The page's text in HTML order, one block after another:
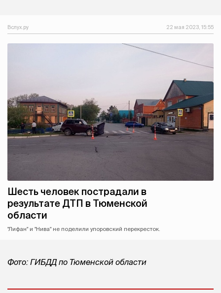
Вслух.ру 22 мая 2023, 15:55
Шесть человек пострадали в
результате ДТП в Тюменской
области
"Лифан" и "Нива" не поделили упоровский перекресток.
Фото: ГИБДД по Тюменской области